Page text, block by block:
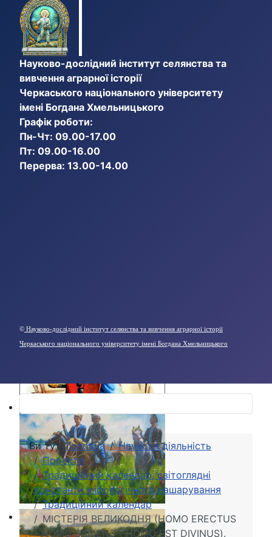
Ви тут:Головна
Наукова діяльність
Проекти
Традиційний календар, світоглядні
константи міфологічного нашарування
Традиційний календар
МІСТЕРІЯ ВЕЛИКОДНЯ (HOMO ERECTUS
- HOMO SAPIENS - HOMO EST DIVINUS).
Науково-дослідний інститут селянства та
вивчення аграрної історії
Черкаського національного університету
імені Богдана Хмельницького
Графік роботи:
Пн-Чт: 09.00-17.00
Пт: 09.00-16.00
Перерва: 13.00-14.00
© Науково-дослідний інститут селянства та вивчення аграрної історії
Черкаського національного університету імені Богдана Хмельницького